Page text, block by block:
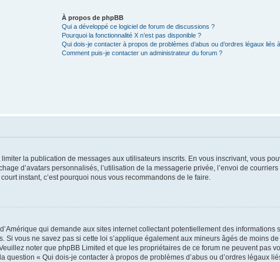
À propos de phpBB
Qui a développé ce logiciel de forum de discussions ?
Pourquoi la fonctionnalité X n’est pas disponible ?
Qui dois-je contacter à propos de problèmes d’abus ou d’ordres légaux liés
Comment puis-je contacter un administrateur du forum ?
la publication de messages aux utilisateurs inscrits. En vous inscrivant, vous
d’avatars personnalisés, l’utilisation de la messagerie privée, l’envoi de
instant, c’est pourquoi nous vous recommandons de le faire.
qui demande aux sites internet collectant potentiellement des informations
vous ne savez pas si cette loi s’applique également aux mineurs âgés de moins
noter que phpBB Limited et que les propriétaires de ce forum ne peuvent pas
« Qui dois-je contacter à propos de problèmes d’abus ou d’ordres légaux